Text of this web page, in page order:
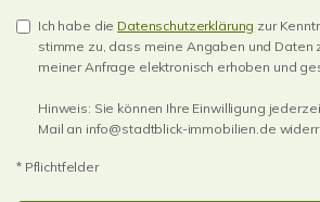
Ich habe die Datenschutzerklärung zur
stimme zu, dass meine Angaben und Daten
meiner Anfrage elektronisch erhoben und
Hinweis: Sie können Ihre Einwilligung
Mail an info@stadtblick-immobilien.de
* Pflichtfelder